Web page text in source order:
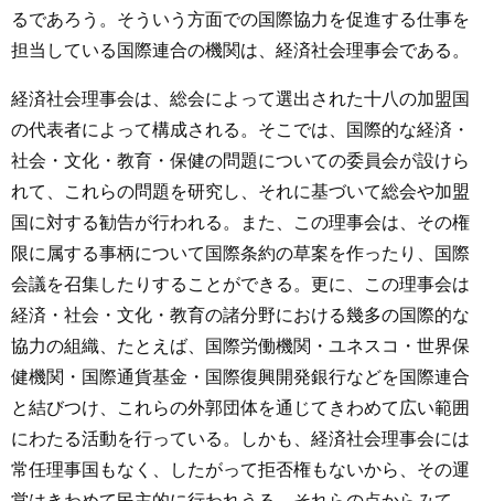
るであろう。そういう方面での国際協力を促進する仕事を
担当している国際連合の機関は、経済社会理事会である。
経済社会理事会は、総会によって選出された十八の加盟国
の代表者によって構成される。そこでは、国際的な経済・
社会・文化・教育・保健の問題についての委員会が設けら
れて、これらの問題を研究し、それに基づいて総会や加盟
国に対する勧告が行われる。また、この理事会は、その権
限に属する事柄について国際条約の草案を作ったり、国際
会議を召集したりすることができる。更に、この理事会は
経済・社会・文化・教育の諸分野における幾多の国際的な
協力の組織、たとえば、国際労働機関・ユネスコ・世界保
健機関・国際通貨基金・国際復興開発銀行などを国際連合
と結びつけ、これらの外郭団体を通じてきわめて広い範囲
にわたる活動を行っている。しかも、経済社会理事会には
常任理事国もなく、したがって拒否権もないから、その運